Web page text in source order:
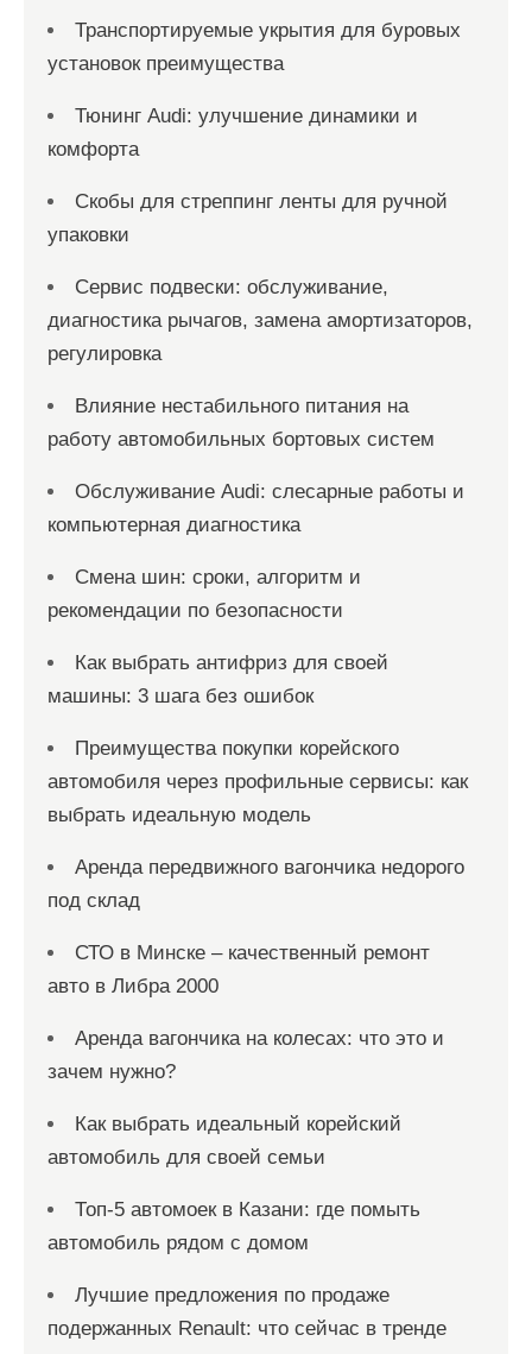
Транспортируемые укрытия для буровых
установок преимущества
Тюнинг Audi: улучшение динамики и
комфорта
Скобы для стреппинг ленты для ручной
упаковки
Сервис подвески: обслуживание,
диагностика рычагов, замена амортизаторов,
регулировка
Влияние нестабильного питания на
работу автомобильных бортовых систем
Обслуживание Audi: слесарные работы и
компьютерная диагностика
Смена шин: сроки, алгоритм и
рекомендации по безопасности
Как выбрать антифриз для своей
машины: 3 шага без ошибок
Преимущества покупки корейского
автомобиля через профильные сервисы: как
выбрать идеальную модель
Аренда передвижного вагончика недорого
под склад
СТО в Минске – качественный ремонт
авто в Либра 2000
Аренда вагончика на колесах: что это и
зачем нужно?
Как выбрать идеальный корейский
автомобиль для своей семьи
Топ-5 автомоек в Казани: где помыть
автомобиль рядом с домом
Лучшие предложения по продаже
подержанных Renault: что сейчас в тренде